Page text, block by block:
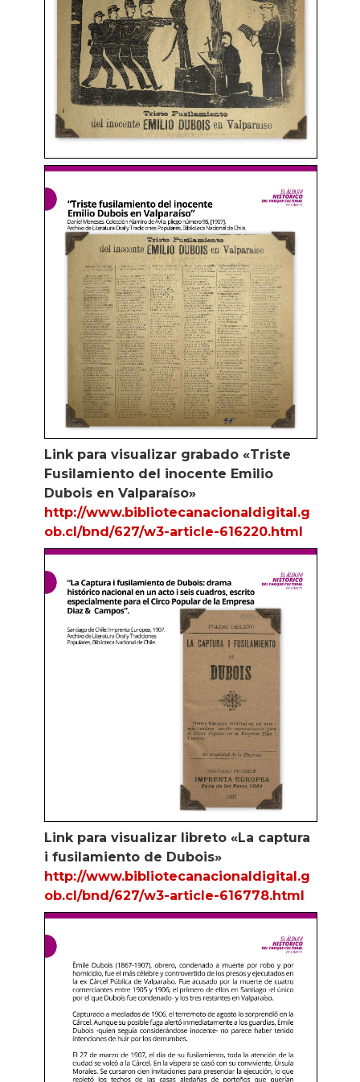
Link para visualizar grabado «Triste
Fusilamiento del inocente Emilio
Dubois en Valparaíso»
http://www.bibliotecanacionaldigital.g
ob.cl/bnd/627/w3-article-616220.html
Link para visualizar libreto «La captura
i fusilamiento de Dubois»
http://www.bibliotecanacionaldigital.g
ob.cl/bnd/627/w3-article-616778.html